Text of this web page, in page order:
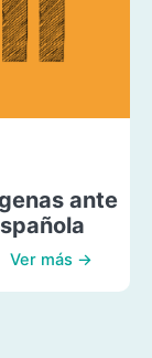
ante
Ver más →